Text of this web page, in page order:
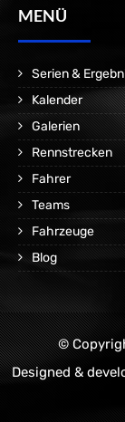
MENÜ
Serien &
Kalender
Galerien
Rennstrecken
Fahrer
Teams
Fahrzeuge
Blog
©
Designed &